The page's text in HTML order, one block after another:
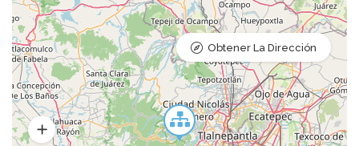
Obtener La Dirección